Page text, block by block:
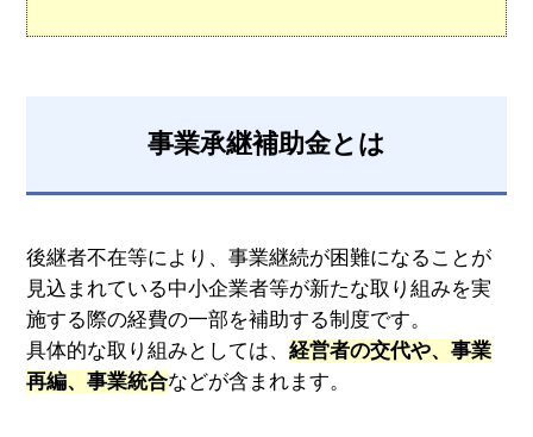
事業承継補助金とは
後継者不在等により、事業継続が困難になることが
見込まれている中小企業者等が新たな取り組みを実
施する際の経費の一部を補助する制度です。
具体的な取り組みとしては、経営者の交代や、事業
再編、事業統合などが含まれます。